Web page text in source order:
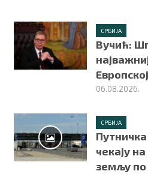
СРБИЈА
Вучић:
06.08.2026.
СРБИЈА
чекају
земљу